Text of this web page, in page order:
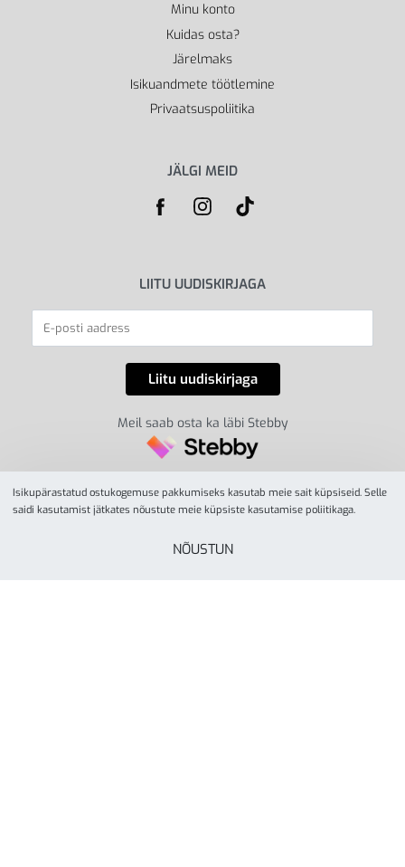
Minu konto
Kuidas osta?
Järelmaks
Isikuandmete töötlemine
Privaatsuspoliitika
JÄLGI MEID
LIITU UUDISKIRJAGA
Meil saab osta ka läbi Stebby
Isikupärastatud ostukogemuse pakkumiseks kasutab meie sait küpsiseid. Selle
saidi kasutamist jätkates nõustute meie küpsiste kasutamise poliitikaga.
NÕUSTUN